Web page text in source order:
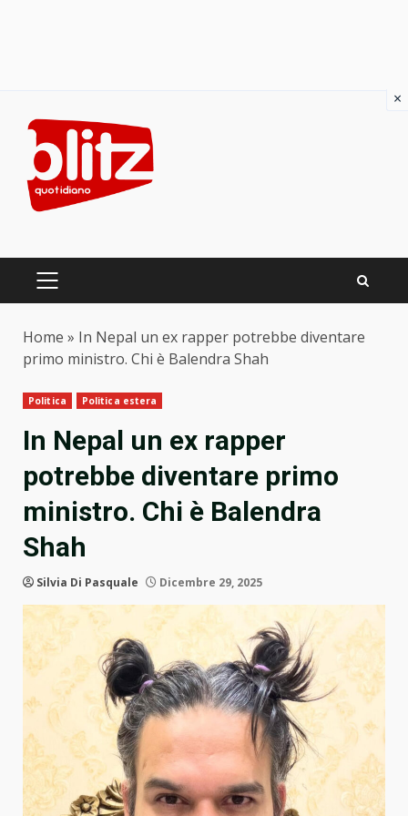
content
PRIMARY
Home » In Nepal un ex rapper potrebbe diventare
primo ministro. Chi è Balendra Shah
Politica Politica estera
In Nepal un ex rapper
potrebbe diventare primo
ministro. Chi è Balendra
Shah
Silvia Di Pasquale Dicembre 29, 2025
×